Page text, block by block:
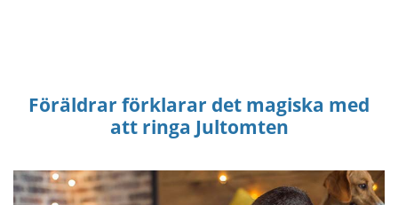
Föräldrar förklarar det magiska med
att ringa Jultomten